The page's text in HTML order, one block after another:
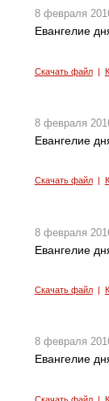
8 февраля
Евангелие
Скачать файл|
8 февраля
Евангелие
Скачать файл|
8 февраля
Евангелие
Скачать файл|
8 февраля
Евангелие
Скачать файл|